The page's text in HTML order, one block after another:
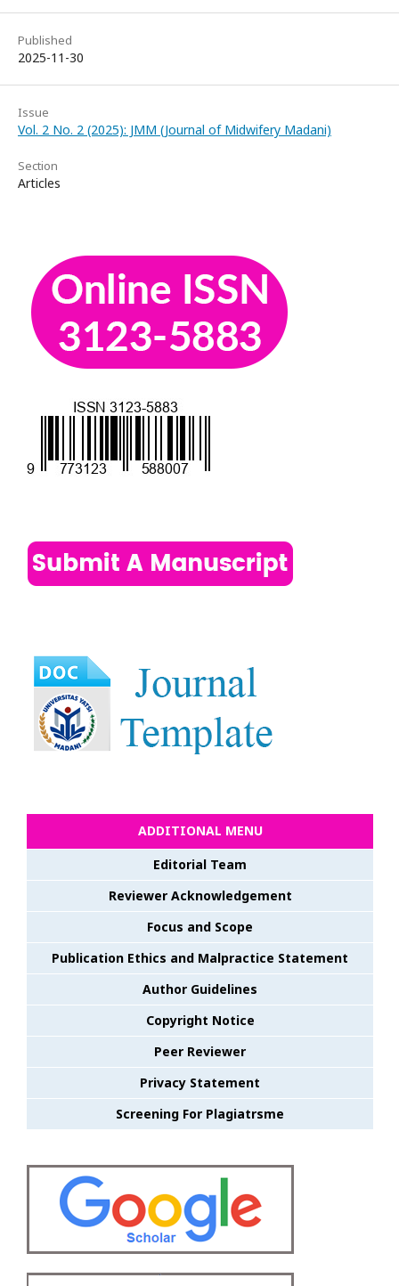
Published
2025-11-30
Issue
Vol. 2 No. 2 (2025): JMM (Journal of Midwifery Madani)
Section
Articles
ADDITIONAL MENU
Editorial Team
Reviewer Acknowledgement
Focus and Scope
Publication Ethics and Malpractice Statement
Author Guidelines
Copyright Notice
Peer Reviewer
Privacy Statement
Screening For Plagiatrsme